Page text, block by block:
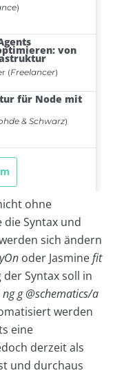
ohne
die Syntax und
sich ändern
oder Jasminefit
Syntax soll in
ng g @schematics/a
werden
eine
derzeit als
und durchaus